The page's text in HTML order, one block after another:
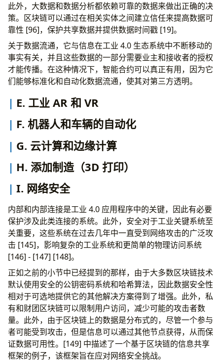
此外，大数据和数据分析都依赖可靠的数据来做出正确的决
策。区块链可以通过在相关实体之间建立信任来提高数据可
靠性 [96]，保护共享数据并提供数据时间戳 [19]。
关于数据流通，它与信息在工业 4.0 生态系统中不断移动的
事实有关，并且这些数据的一部分需要业主和接收者的授权
才能传播。在这种情况下，智能合约可以真正有用，因为它
们能够标准化和自动化数据流通，使其对第三方透明。
E. 工业 AR 和 VR
F. 机器人和车辆的自动化
G. 云计算和边缘计算
H. 添加制造（3D 打印）
I. 网络安全
内部和内部连接是工业 4.0 应用程序中的关键，因此有必要
保护涉及此类连接的系统。此外，安全对于工业关键系统至
关重要，这些系统在过去几年中一直受到网络攻击的广泛攻
击 [145]，影响复杂的工业系统和更简单的物理访问系统
[146] - [147] [148]。
正如之前的小节中已经提到的那样，由于大多数区块链技术
默认使用安全的公钥密码系统和哈希算法，因此数据安全性
相对于可选地提供它的其他解决方案得到了增强。此外，私
有和财团区块链可以限制用户访问，减少可能的攻击者数
量。此外，由于区块链上的数据是分布式的，尽管一个参与
者可能受到攻击，但是信息可以通过其他节点获得，从而保
证数据可用性。[149] 中描述了一个基于区块链的信息共享
框架的例子，该框架旨在应对网络安全挑战。